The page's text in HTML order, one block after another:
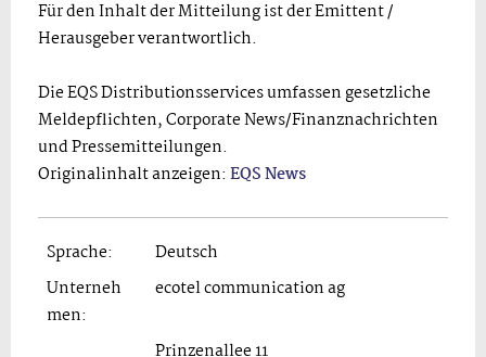
Für den Inhalt der Mitteilung ist der Emittent /
Herausgeber verantwortlich.
Die EQS Distributionsservices umfassen gesetzliche
Meldepflichten, Corporate News/Finanznachrichten
und Pressemitteilungen.
Originalinhalt anzeigen: EQS News
Sprache:
Deutsch
Unterneh
men:
ecotel communication ag
Prinzenallee 11